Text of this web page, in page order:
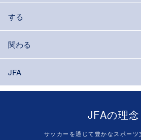
する
関わる
JFA
JFAの理念
サッカーを通じて豊かなスポーツ